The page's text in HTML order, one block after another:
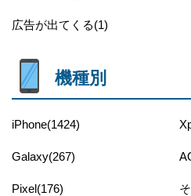
広告が出てくる(1)
機種別
iPhone(1424)
Galaxy(267)
Pixel(176)